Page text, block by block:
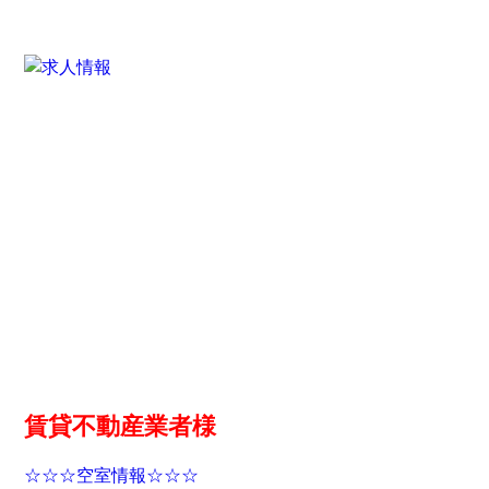
賃貸不動産業者様
☆☆☆空室情報☆☆☆